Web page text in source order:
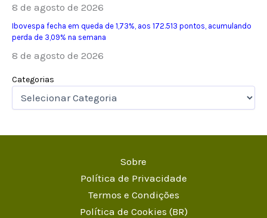
8 de agosto de 2026
Ibovespa fecha em queda de 1,73%, aos 172.513 pontos, acumulando
perda de 3,09% na semana
8 de agosto de 2026
Categorias
Sobre
Política de Privacidade
Termos e Condições
Política de Cookies (BR)